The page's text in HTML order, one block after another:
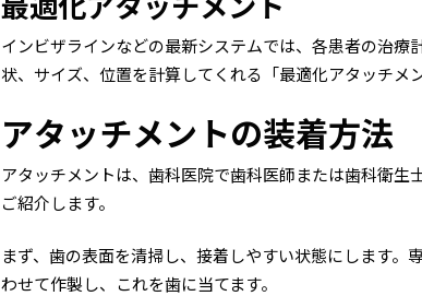
インビザラインなどの最新システムでは、各患者の治療
状、サイズ、位置を計算してくれる「最適化アタッチメ
アタッチメントの装着方法
アタッチメントは、歯科医院で歯科医師または歯科衛生
ご紹介します。
まず、歯の表面を清掃し、接着しやすい状態にします。
わせて作製し、これを歯に当てます。